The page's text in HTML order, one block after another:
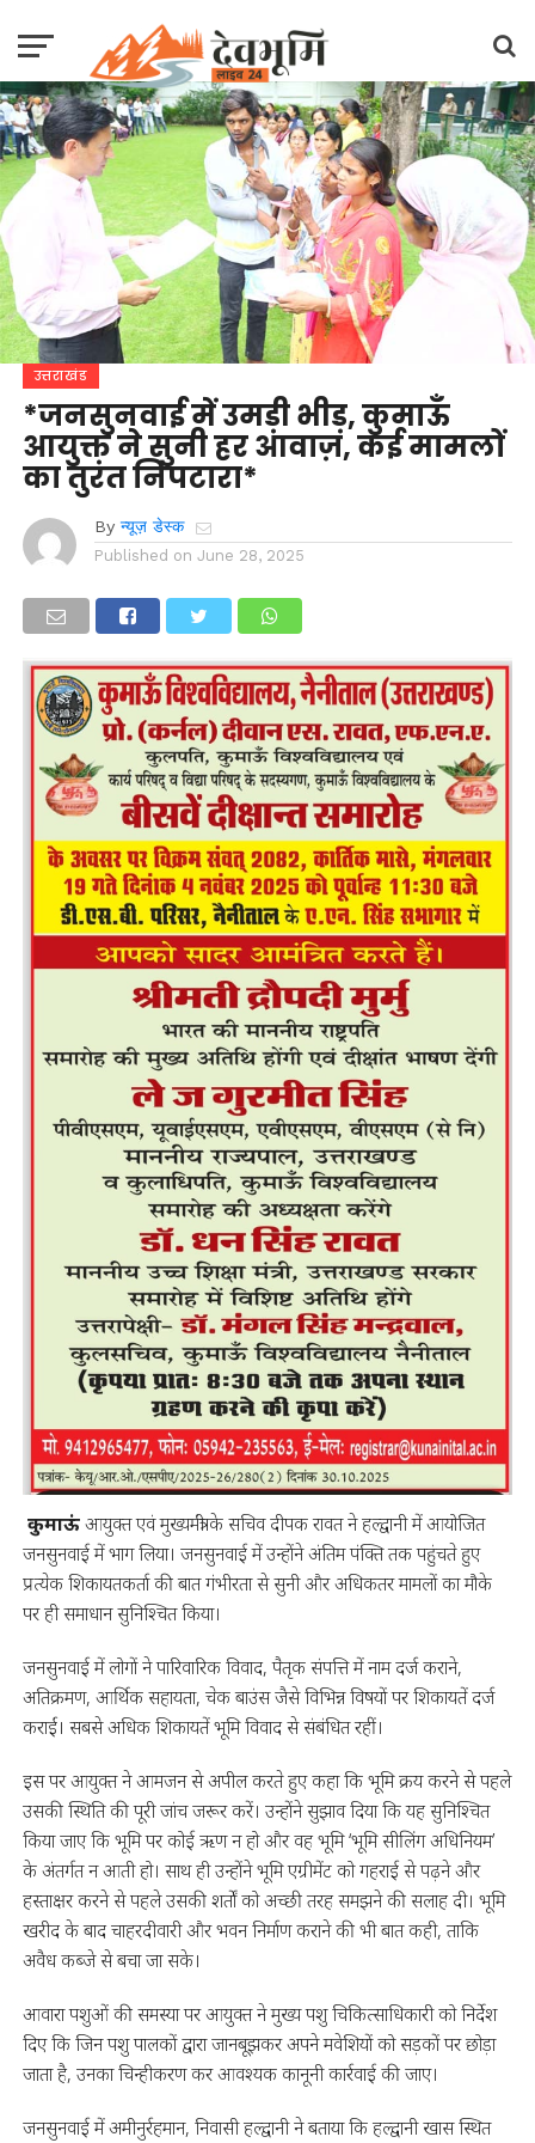
उत्तराखंड
*जनसुनवाई में उमड़ी भीड़, कुमाऊँ
आयुक्त ने सुनी हर आवाज़, कई मामलों
का तुरंत निपटारा*
By न्यूज़ डेस्क
Published on June 28, 2025
कुमाऊंआयुक्त एवं मुख्यमंत्री के सचिव दीपक रावत ने हल्द्वानी में आयोजित
जनसुनवाई में भाग लिया। जनसुनवाई में उन्होंने अंतिम पंक्ति तक पहुंचते हुए
प्रत्येक शिकायतकर्ता की बात गंभीरता से सुनी और अधिकतर मामलों का मौके
पर ही समाधान सुनिश्चित किया।
जनसुनवाई में लोगों ने पारिवारिक विवाद, पैतृक संपत्ति में नाम दर्ज कराने,
अतिक्रमण, आर्थिक सहायता, चेक बाउंस जैसे विभिन्न विषयों पर शिकायतें दर्ज
कराईं। सबसे अधिक शिकायतें भूमि विवाद से संबंधित रहीं।
इस पर आयुक्त ने आमजन से अपील करते हुए कहा कि भूमि क्रय करने से पहले
उसकी स्थिति की पूरी जांच जरूर करें। उन्होंने सुझाव दिया कि यह सुनिश्चित
किया जाए कि भूमि पर कोई ऋण न हो और वह भूमि ‘भूमि सीलिंग अधिनियम’
के अंतर्गत न आती हो। साथ ही उन्होंने भूमि एग्रीमेंट को गहराई से पढ़ने और
हस्ताक्षर करने से पहले उसकी शर्तों को अच्छी तरह समझने की सलाह दी। भूमि
खरीद के बाद चाहरदीवारी और भवन निर्माण कराने की भी बात कही, ताकि
अवैध कब्जे से बचा जा सके।
आवारा पशुओं की समस्या पर आयुक्त ने मुख्य पशु चिकित्साधिकारी को निर्देश
दिए कि जिन पशु पालकों द्वारा जानबूझकर अपने मवेशियों को सड़कों पर छोड़ा
जाता है, उनका चिन्हीकरण कर आवश्यक कानूनी कार्रवाई की जाए।
जनसुनवाई में अमीनुर्रहमान, निवासी हल्द्वानी ने बताया कि हल्द्वानी खास स्थित